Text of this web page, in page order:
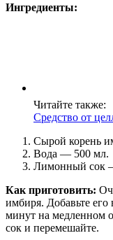
Ингредиенты:
Читайте также:
Средство от
Сырой корень
Вода — 500 мл.
Лимонный сок
Как приготовить:
имбиря. Добавьте
минут на медленном
сок и перемешайте.